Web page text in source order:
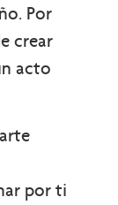
Por
crear
acto
por ti